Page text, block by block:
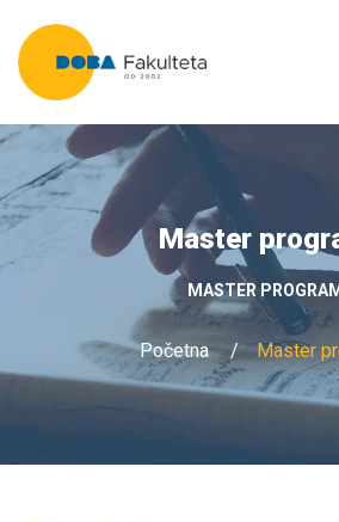
Master
MASTER PROGRAMI
Početna Master